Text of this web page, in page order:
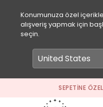
Konumunuza özel
alışveriş yapmak için
seçin.
SEPETİNE ÖZEL